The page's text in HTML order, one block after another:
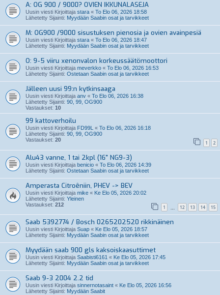
A: OG 900 / 9000? OVIEN IKKUNALASEJA
Uusin viesti Kirjoittaja stara « To Elo 06, 2026 18:58
Lähetetty Sijainti: Myydään Saabin osat ja tarvikkeet
M: OG900 /9000 sisustuksen pienosia ja ovien avainpesiä
Uusin viesti Kirjoittaja stara « To Elo 06, 2026 18:47
Lähetetty Sijainti: Myydään Saabin osat ja tarvikkeet
O: 9-5 viiru xenonvalon korkeussäätömoottori
Uusin viesti Kirjoittaja meverkko « To Elo 06, 2026 16:53
Lähetetty Sijainti: Ostetaan Saabin osat ja tarvikkeet
Jälleen uusi 99:n kytkinsaaga
Uusin viesti Kirjoittaja anv « To Elo 06, 2026 16:38
Lähetetty Sijainti: 90, 99, OG900
Vastaukset: 10
99 kattoverhoilu
Uusin viesti Kirjoittaja FD99L « To Elo 06, 2026 16:18
Lähetetty Sijainti: 90, 99, OG900
Vastaukset: 20 1 2
Alu43 vanne, 1 tai 2kpl (16" NG9-3)
Uusin viesti Kirjoittaja benicio « To Elo 06, 2026 14:39
Lähetetty Sijainti: Ostetaan Saabin osat ja tarvikkeet
Amperasta Citroêniin, PHEV -> BEV
Uusin viesti Kirjoittaja mike « Ke Elo 05, 2026 20:02
Lähetetty Sijainti: Yleinen
Vastaukset: 212 1 12 13 14 15
Saab 5392774 / Bosch 0265202520 rikkinäinen
Uusin viesti Kirjoittaja Suap « Ke Elo 05, 2026 18:57
Lähetetty Sijainti: Myydään Saabin osat ja tarvikkeet
Myydään saab 900 gls kaksoiskaasuttimet
Uusin viesti Kirjoittaja Saabisti6161 « Ke Elo 05, 2026 17:45
Lähetetty Sijainti: Myydään Saabin osat ja tarvikkeet
Saab 9-3 2004 2.2 tid
Uusin viesti Kirjoittaja sinnernotasaint « Ke Elo 05, 2026 16:56
Lähetetty Sijainti: Myydään Saabit